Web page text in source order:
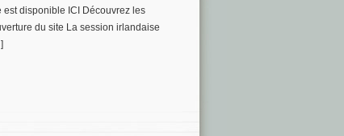
disponible ICI Découvrez les
du site La session irlandaise